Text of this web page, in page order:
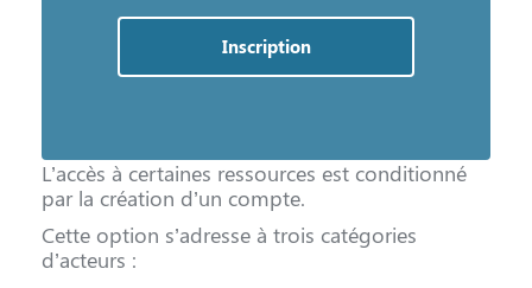
L’accès à certaines ressources est conditionné
par la création d’un compte.
Cette option s’adresse à trois catégories
d’acteurs :